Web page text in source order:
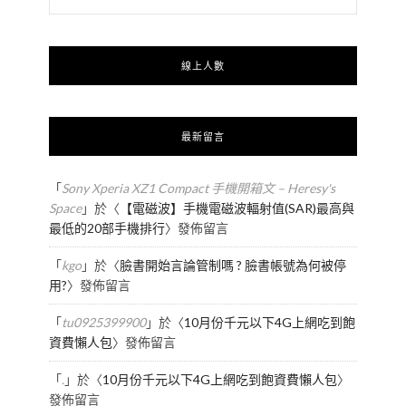
線上人數
最新留言
「Sony Xperia XZ1 Compact 手機開箱文 – Heresy's
Space」於〈 【電磁波】手機電磁波輻射值(SAR)最高與
最低的20部手機排行〉發佈留言
「kgo」於〈臉書開始言論管制嗎 ? 臉書帳號為何被停
用?〉發佈留言
「tu0925399900」於〈10月份千元以下4G上網吃到飽
資費懶人包〉發佈留言
「.」於〈10月份千元以下4G上網吃到飽資費懶人包〉
發佈留言